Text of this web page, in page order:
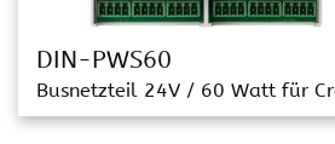
DIN-PWS60
Busnetzteil 24V / 60 Watt für